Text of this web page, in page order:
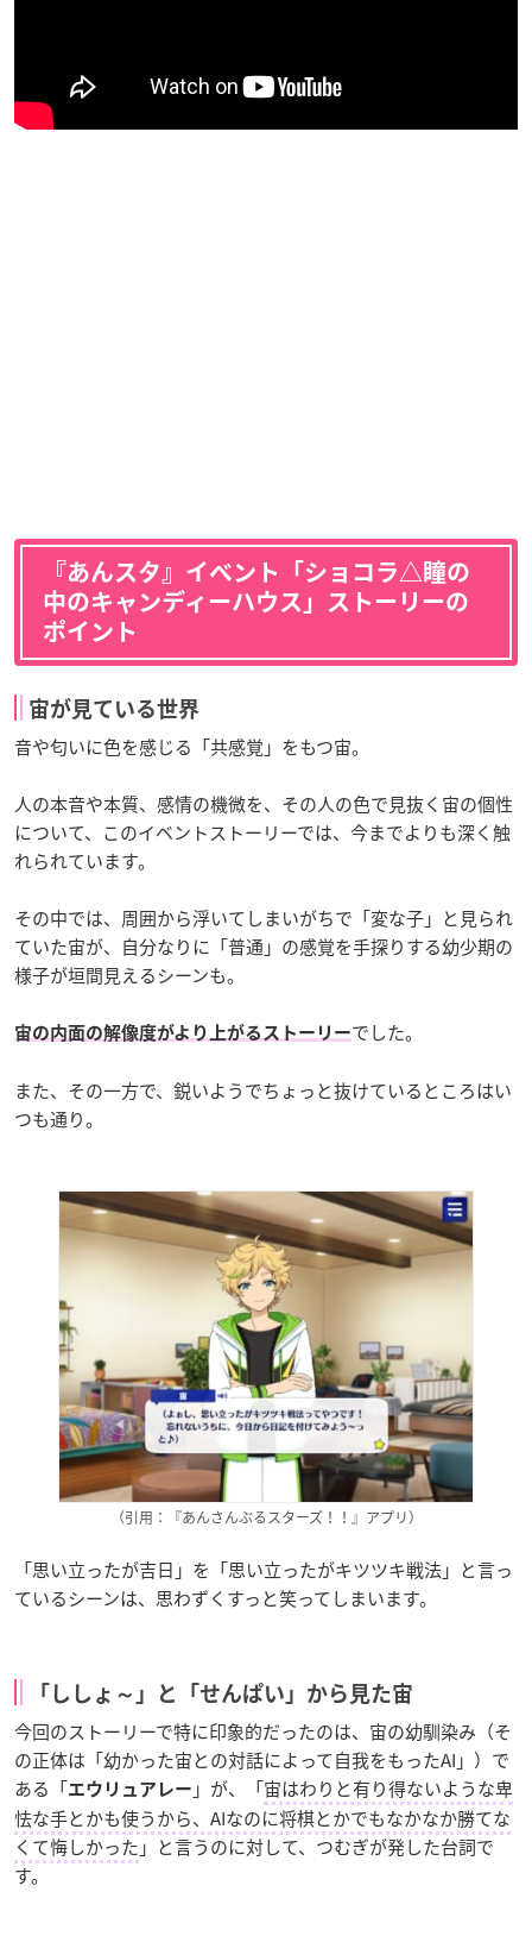
『あんスタ』イベント「ショコラ△瞳の
中のキャンディーハウス」ストーリーの
ポイント
宙が見ている世界
音や匂いに色を感じる「共感覚」をもつ宙。
人の本音や本質、感情の機微を、その人の色で見抜く宙の個性
について、このイベントストーリーでは、今までよりも深く触
れられています。
その中では、周囲から浮いてしまいがちで「変な子」と見られ
ていた宙が、自分なりに「普通」の感覚を手探りする幼少期の
様子が垣間見えるシーンも。
宙の内面の解像度がより上がるストーリーでした。
また、その一方で、鋭いようでちょっと抜けているところはい
つも通り。
（引用：『あんさんぶるスターズ！！』アプリ）
「思い立ったが吉日」を「思い立ったがキツツキ戦法」と言っ
ているシーンは、思わずくすっと笑ってしまいます。
「ししょ～」と「せんぱい」から見た宙
今回のストーリーで特に印象的だったのは、宙の幼馴染み（そ
の正体は「幼かった宙との対話によって自我をもったAI」）で
ある「エウリュアレー 」が、「宙はわりと有り得ないような卑
怯な手とかも使うから、AIなのに将棋とかでもなかなか勝てな
くて悔しかった 」と言うのに対して、つむぎが発した台詞で
す。